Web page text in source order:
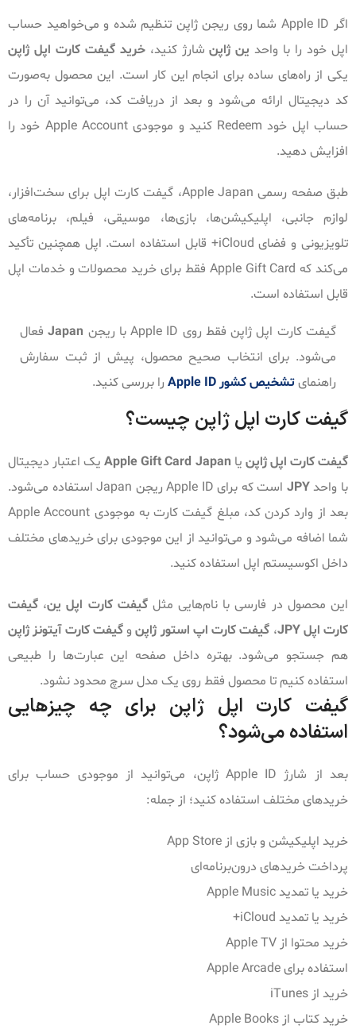
اگر Apple ID شما روی ریجن ژاپن تنظیم شده و می‌خواهید حساب
اپل خود را با واحد ین ژاپنشارژ کنید،خرید گیفت کارت اپل ژاپن
یکی از راه‌های ساده برای انجام این کار است. این محصول به‌صورت
کد دیجیتال ارائه می‌شود و بعد از دریافت کد، می‌توانید آن را در
حساب اپل خود Redeem کنید و موجودی Apple Account خود را
افزایش دهید.
طبق صفحه رسمی Apple Japan، گیفت کارت اپل برای سخت‌افزار،
لوازم جانبی، اپلیکیشن‌ها، بازی‌ها، موسیقی، فیلم، برنامه‌های
تلویزیونی و فضای iCloud+ قابل استفاده است. اپل همچنین تأکید
می‌کند که Apple Gift Card فقط برای خرید محصولات و خدمات اپل
قابل استفاده است.
گیفت کارت اپل ژاپن فقط روی Apple ID با ریجن Japanفعال
می‌شود. برای انتخاب صحیح محصول، پیش از ثبت سفارش
راهنمایتشخیص کشور Apple ID را بررسی کنید.
گیفت کارت اپل ژاپن چیست؟
گیفت کارت اپل ژاپن یا Apple Gift Card Japanیک اعتبار دیجیتال
با واحدJPY
است که برای Apple ID ریجن Japan استفاده می‌شود.
بعد از وارد کردن کد، مبلغ گیفت کارت به موجودی Apple Account
شما اضافه می‌شود و می‌توانید از این موجودی برای خریدهای مختلف
داخل اکوسیستم اپل استفاده کنید.
این محصول در فارسی با نام‌هایی مثلگیفت کارت اپل ین، گیفت
کارت اپل JPY
، گیفت کارت اپ استور ژاپنوگیفت کارت آیتونز ژاپن
هم جستجو می‌شود. بهتره داخل صفحه این عبارت‌ها را طبیعی
استفاده کنیم تا محصول فقط روی یک مدل سرچ محدود نشود.
گیفت کارت اپل ژاپن برای چه چیزهایی
استفاده می‌شود؟
بعد از شارژ Apple ID ژاپن، می‌توانید از موجودی حساب برای
خریدهای مختلف استفاده کنید؛ از جمله:
خرید اپلیکیشن و بازی از App Store
پرداخت خریدهای درون‌برنامه‌ای
خرید یا تمدید Apple Music
خرید یا تمدید iCloud+
خرید محتوا از Apple TV
استفاده برای Apple Arcade
خرید از iTunes
خرید کتاب از Apple Books